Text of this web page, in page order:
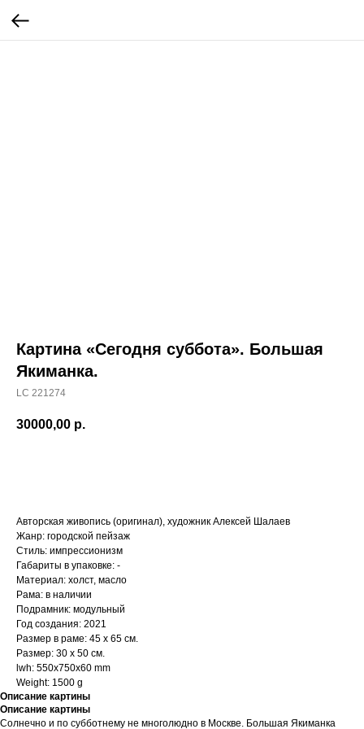
Картина «Сегодня суббота». Большая
Якиманка.
LC 221274
30000,00 р.
Авторская живопись (оригинал), художник Алексей Шалаев
Жанр: городской пейзаж
Стиль: импрессионизм
Габариты в упаковке: -
Материал: холст, масло
Рама: в наличии
Подрамник: модульный
Год создания: 2021
Размер в раме: 45 х 65 см.
Размер: 30 х 50 см.
lwh: 550x750x60 mm
Weight: 1500 g
Описание картины
Описание картины
Солнечно и по субботнему не многолюдно в Москве. Большая Якиманка